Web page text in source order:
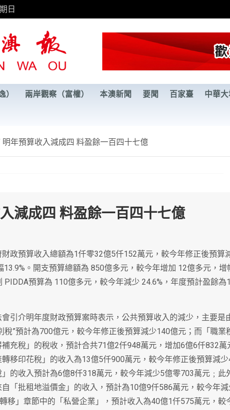
日
） 兩岸觀察（富權） 本澳新聞 要聞 百家臺 中華
明年預算收入減成四 料盈餘一百四十七億
減成四 料盈餘一百四十七億
財政預算收入總額為1仟零32億5仟152萬元，較今年修正後預算
13.9%。開支預算總額為 850億多元，較今年增加 12億多元，增
PIDDA預算為 110億多元，較今年減少 24.6%，年度預計盈餘為
引介明年度財政預算案時表示，公共預算收入的減少，主要是
稅”預計為700億元，較今年修正後預算減少140億元；而「職業
補充稅」的稅收，預計合共71億2仟948萬元，增加6億6仟832萬
移印花稅」的收入為13億5仟900萬元，較今年修正後預算減
的收入預計為6億8仟318萬元，較今年減少5億零703萬元﹔此
「批租地溢價金」的收入，預計為10億9仟586萬元，較今年
移」章節中的「私營企業」，預計收入為40億1仟575萬元，較